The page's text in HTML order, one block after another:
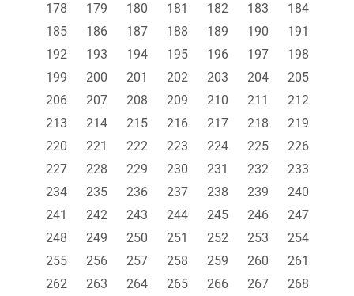
178
179 180 181 182 183
184
185
186 187 188 189 190
191
192
193 194 195 196 197
198
199
200 201 202 203 204
205
206
207 208 209 210 211
212
213
214 215 216 217 218
219
220
221 222 223 224 225
226
227
228 229 230 231 232
233
234
235 236 237 238 239
240
241
242 243 244 245 246
247
248
249 250 251 252 253
254
255
256 257 258 259 260
261
262
263 264 265 266 267
268